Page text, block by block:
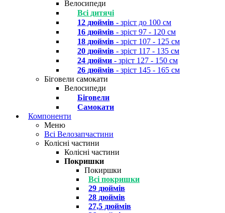
Велосипеди
Всі дитячі
12 дюймів - зріст до 100 см
16 дюймів - зріст 97 - 120 см
18 дюймів - зріст 107 - 125 см
20 дюймів - зріст 117 - 135 см
24 дюйми - зріст 127 - 150 см
26 дюймів - зріст 145 - 165 см
Біговели самокати
Велосипеди
Біговели
Самокати
Компоненти
Меню
Всі Велозапчастини
Колісні частини
Колісні частини
Покришки
Покиршки
Всі покришки
29 дюймів
28 дюймів
27,5 дюймів